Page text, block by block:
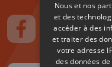
Suivez-nous surSuivez-
Nous et nos
et des
accéder à des
et traiter des
votre adresse
des données